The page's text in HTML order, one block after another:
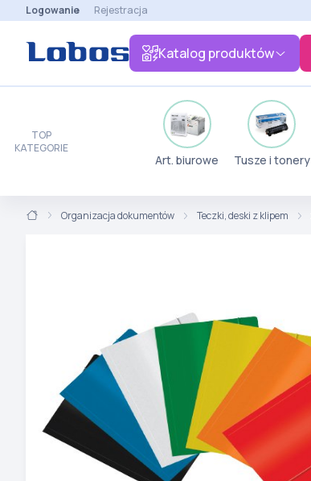
Logowanie Rejestracja
Katalog produktów
TOP
KATEGORIE
Art. biurowe Tusze i tonery
Organizacja dokumentów Teczki, deski z klipem